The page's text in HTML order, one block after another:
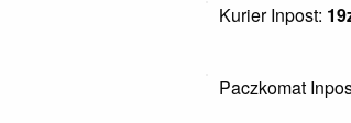
Kurier Inpost:
Paczkomat